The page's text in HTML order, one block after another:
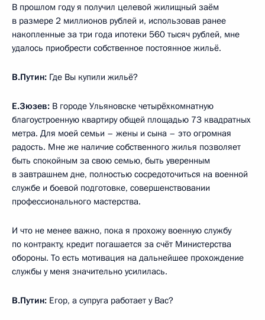
В прошлом году я получил целевой жилищный заём
в размере 2 миллионов рублей и, использовав ранее
накопленные за три года ипотеки 560 тысяч рублей, мне
удалось приобрести собственное постоянное жильё.
В.Путин: Где Вы купили жильё?
Е.Зюзев: В городе Ульяновске четырёхкомнатную
благоустроенную квартиру общей площадью 73 квадратных
метра. Для моей семьи – жены и сына – это огромная
радость. Мне же наличие собственного жилья позволяет
быть спокойным за свою семью, быть уверенным
в завтрашнем дне, полностью сосредоточиться на военной
службе и боевой подготовке, совершенствовании
профессионального мастерства.
И что не менее важно, пока я прохожу военную службу
по контракту, кредит погашается за счёт Министерства
обороны. То есть мотивация на дальнейшее прохождение
службы у меня значительно усилилась.
В.Путин: Егор, а супруга работает у Вас?